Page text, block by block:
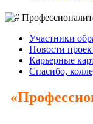
Участники
Новости
Карьерные
Спасибо,